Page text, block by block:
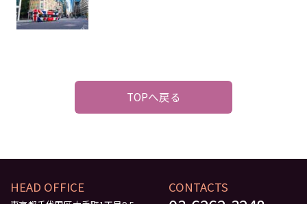
TOPへ戻る
HEAD OFFICE CONTACTS